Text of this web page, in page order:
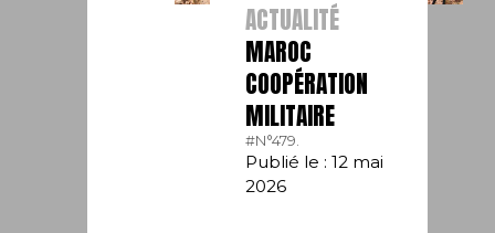
ACTUALITÉ
MAROC
COOPÉRATION
MILITAIRE
#N°479.
Publié le : 12 mai
2026